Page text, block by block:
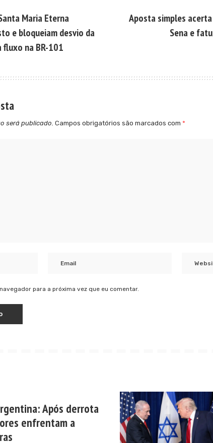
Maria Eterna
e bloqueiam desvio da
na BR-101
Aposta simples
Sena e
será publicado. Campos obrigatórios são marcados com *
para a próxima vez que eu comentar.
Após derrota
enfrentam a